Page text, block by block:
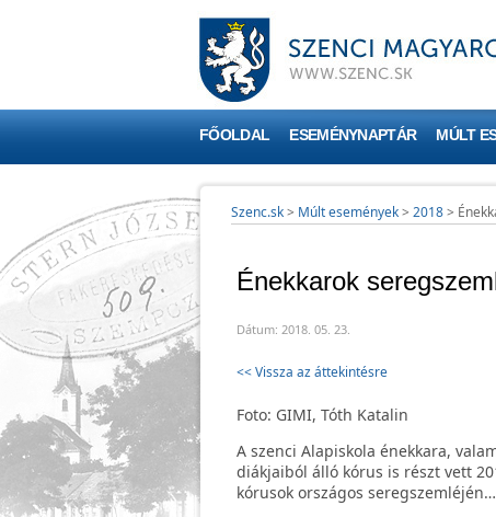
FŐOLDAL ESEMÉNYNAPTÁR MÚLT
Szenc.sk> Múlt események> 2018>
Énekkarok
Dátum: 2018. 05. 23.
<< Vissza az áttekintésre
Foto: GIMI, Tóth Katalin
A szenci Alapiskola énekkara,
diákjaiból álló kórus is részt vett
kórusok országos